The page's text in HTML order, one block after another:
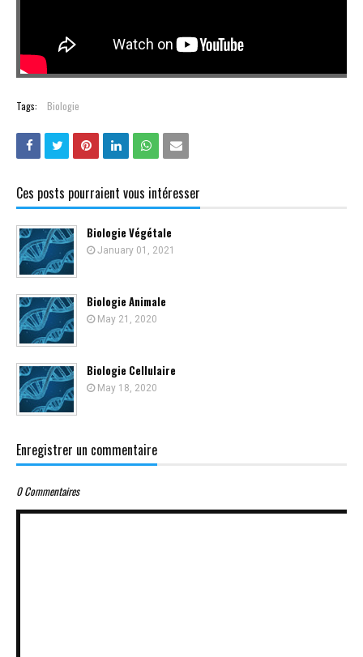
Tags: Biologie
Ces posts pourraient vous intéresser
Biologie Végétale
January 01, 2021
Biologie Animale
May 21, 2020
Biologie Cellulaire
May 18, 2020
Enregistrer un commentaire
0 Commentaires